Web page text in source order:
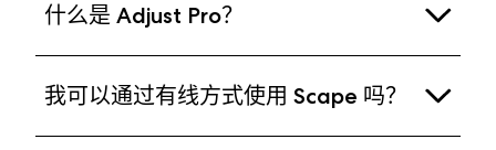
什么是 Adjust Pro？
只需将 Scape 连接到您的电脑，并在通过浏览器访
问该网址，即可开始自定义调整 EQ 预设模式和灯光
我可以通过有线方式使用 Scape 吗？